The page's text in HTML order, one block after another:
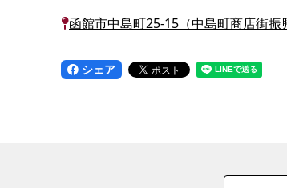
函館市中島町25-15（中島町商店街振
シェア